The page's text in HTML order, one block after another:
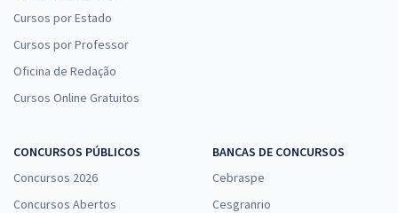
Cursos por Estado
Cursos por Professor
Oficina de Redação
Cursos Online Gratuitos
CONCURSOS PÚBLICOS
Concursos 2026
Concursos Abertos
BANCAS DE CONCURSOS
Cebraspe
Cesgranrio